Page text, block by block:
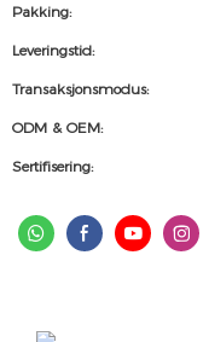
Pakking:
Leveringstid:
Transaksjonsmodus:
ODM & OEM:
Sertifisering: